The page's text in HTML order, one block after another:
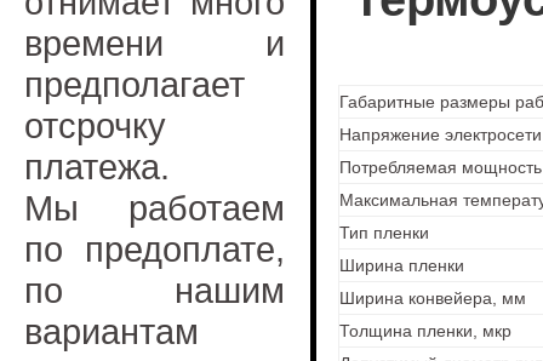
времени и
предполагает
отсрочку
платежа.
Мы работаем
по предоплате,
по нашим
вариантам
Габаритные размеры
Напряжение
Потребляемая мощность
Максимальная
Тип пленки
Ширина пленки
Ширина конвейера, мм
Толщина пленки, мкр